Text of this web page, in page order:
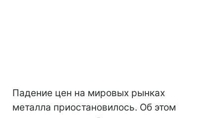
Падение цен на мировых рынках
металла приостановилось. Об этом